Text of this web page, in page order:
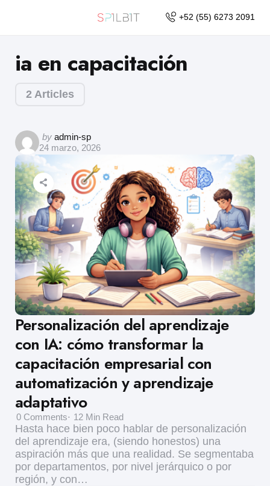
+52 (55) 6273 2091
2 Articles
ia en capacitación
by admin-sp
24 marzo, 2026
Personalización del aprendizaje
con IA: cómo transformar la
capacitación empresarial con
automatización y aprendizaje
adaptativo
0 Comments 12 Min Read
Hasta hace bien poco hablar de personalización
del aprendizaje era, (siendo honestos) una
aspiración más que una realidad. Se segmentaba
por departamentos, por nivel jerárquico o por
región, y con…